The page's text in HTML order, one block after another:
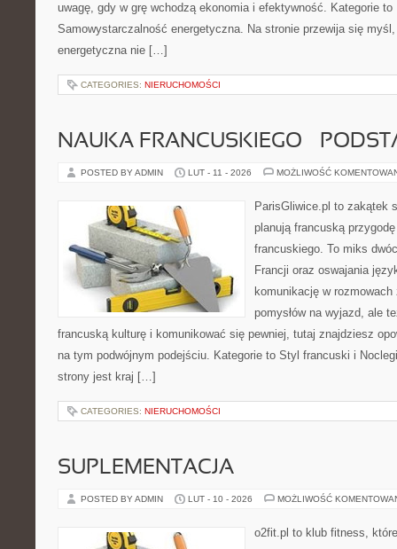
uwagę, gdy w grę wchodzą ekonomia i efektywność. Kategorie to
Samowystarczalność energetyczna. Na stronie przewija się
energetyczna nie […]
CATEGORIES: NIERUCHOMOŚCI
NAUKA FRANCUSKIEGO –
POSTED BY ADMIN LUT - 11 - 2026 MOŻLIWOŚĆ
ParisGliwice.pl to zakątek
planują francuską
francuskiego. To miks
Francji oraz oswajania
komunikację w
pomysłów na wyjazd, ale
francuską kulturę i komunikować się pewniej, tutaj znajdziesz
na tym podwójnym podejściu. Kategorie to Styl francuski i
strony jest kraj […]
CATEGORIES: NIERUCHOMOŚCI
SUPLEMENTACJA
POSTED BY ADMIN LUT - 10 - 2026 MOŻLIWOŚĆ
o2fit.pl to klub fitness,